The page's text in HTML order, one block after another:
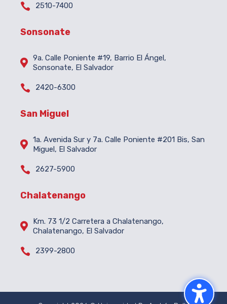
 2510-7400
Sonsonate
 9a. Calle Poniente #19, Barrio El Ángel,
Sonsonate, El Salvador
 2420-6300
San Miguel
 1a. Avenida Sur y 7a. Calle Poniente #201 Bis, San
Miguel, El Salvador
 2627-5900
Chalatenango

Km. 73 1/2 Carretera a Chalatenango,
Chalatenango, El Salvador
 2399-2800